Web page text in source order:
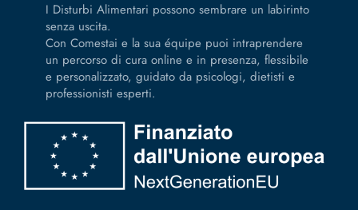
I Disturbi Alimentari possono sembrare un labirinto
senza uscita.
Con Comestai e la sua équipe puoi intraprendere
un percorso di cura online e in presenza, flessibile
e personalizzato, guidato da psicologi, dietisti e
professionisti esperti.